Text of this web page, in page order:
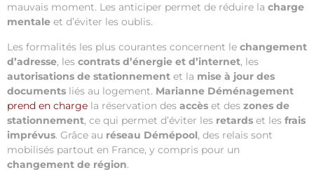
mauvais moment. Les anticiper permet de réduire la charge
mentale et d’éviter les oublis.
Les formalités les plus courantes concernent le changement
d’adresse, les contrats d’énergie et d’internet, les
autorisations de stationnement et la mise à jour des
documents liés au logement. Marianne Déménagement
prend en charge la réservation des accès et des zones de
stationnement, ce qui permet d’éviter les retards et les frais
imprévus. Grâce au réseau Démépool, des relais sont
mobilisés partout en France, y compris pour un
changement de région.